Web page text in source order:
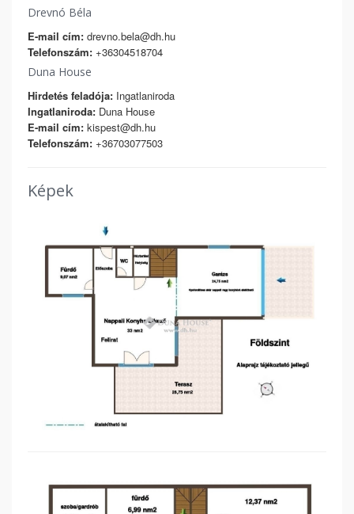
Drevnó Béla
E-mail cím: drevno.bela@dh.hu
Telefonszám: +36304518704
Duna House
Hirdetés feladója: Ingatlaniroda
Ingatlaniroda: Duna House
E-mail cím: kispest@dh.hu
Telefonszám: +36703077503
Képek